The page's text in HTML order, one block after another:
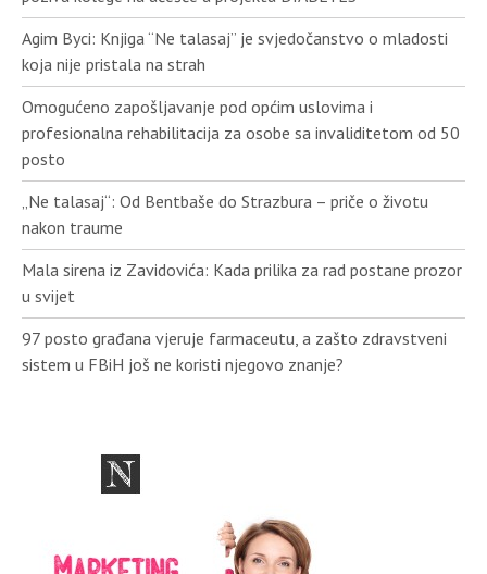
Agim Byci: Knjiga “Ne talasaj” je svjedočanstvo o mladosti
koja nije pristala na strah
Omogućeno zapošljavanje pod općim uslovima i
profesionalna rehabilitacija za osobe sa invaliditetom od 50
posto
„Ne talasaj“: Od Bentbaše do Strazbura – priče o životu
nakon traume
Mala sirena iz Zavidovića: Kada prilika za rad postane prozor
u svijet
97 posto građana vjeruje farmaceutu, a zašto zdravstveni
sistem u FBiH još ne koristi njegovo znanje?